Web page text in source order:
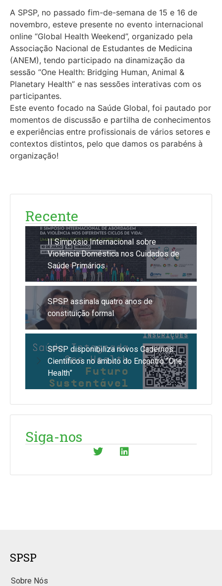
A SPSP, no passado fim-de-semana de 15 e 16 de
novembro, esteve presente no evento internacional
online “Global Health Weekend”, organizado pela
Associação Nacional de Estudantes de Medicina
(ANEM), tendo participado na dinamização da
sessão “One Health: Bridging Human, Animal &
Planetary Health” e nas sessões interativas com os
participantes.
Este evento focado na Saúde Global, foi pautado por
momentos de discussão e partilha de conhecimentos
e experiências entre profissionais de vários setores e
contextos distintos, pelo que damos os parabéns à
organização!
Recente
II Simpósio Internacional sobre
Violência Doméstica nos Cuidados de
Saúde Primários
SPSP assinala quatro anos de
constituição formal
SPSP disponibiliza novos Cadernos
Científicos no âmbito do Encontro “One
Health”
Siga-nos
SPSP
Sobre Nós